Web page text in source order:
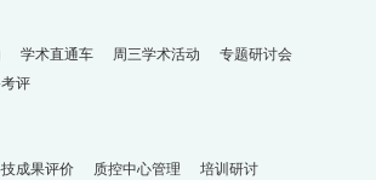
学术直通车 周三学术活动
专题研讨会
评
成果评价 质控中心管理
培训研讨